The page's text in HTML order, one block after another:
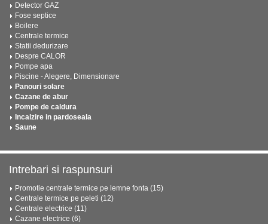
Detector GAZ
Fose septice
Boilere
Centrale termice
Statii dedurizare
Despre CALOR
Pompe apa
Piscine - Alegere, Dimensionare
Panouri solare
Cazane de abur
Pompe de caldura
Incalzire in pardoseala
Saune
Intrebari si raspunsuri
Promotie centrale termice pe lemne fonta (15)
Centrale termice pe peleti (12)
Centrale electrice (11)
Cazane electrice (6)